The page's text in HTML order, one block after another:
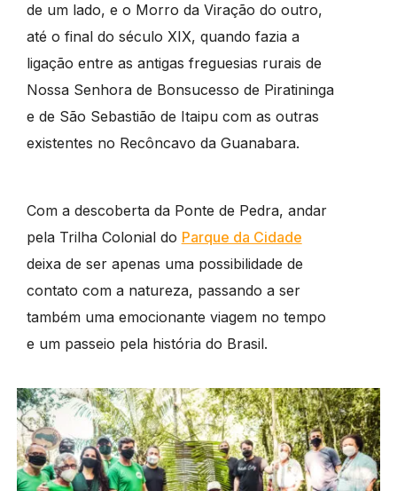
de um lado, e o Morro da Viração do outro,
até o final do século XIX, quando fazia a
ligação entre as antigas freguesias rurais de
Nossa Senhora de Bonsucesso de Piratininga
e de São Sebastião de Itaipu com as outras
existentes no Recôncavo da Guanabara.
Com a descoberta da Ponte de Pedra, andar
pela Trilha Colonial do Parque da Cidade
deixa de ser apenas uma possibilidade de
contato com a natureza, passando a ser
também uma emocionante viagem no tempo
e um passeio pela história do Brasil.